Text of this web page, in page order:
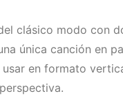
clásico modo con
única canción en
usar en formato